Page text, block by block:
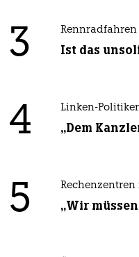
3 Ist das
4 Linken-
„Dem
5 Rechenzentren
„Wir